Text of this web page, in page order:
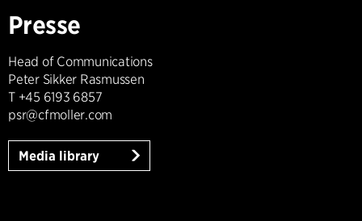
Presse
Head of Communications
Peter Sikker Rasmussen
T +45 6193 6857
psr@cfmoller.com
Media library